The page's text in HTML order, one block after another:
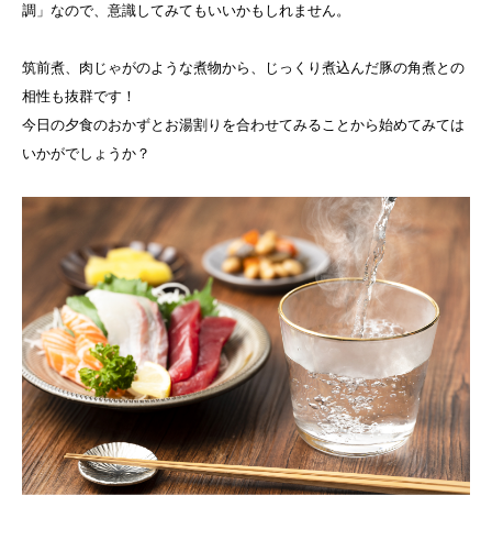
調」なので、意識してみてもいいかもしれません。
筑前煮、肉じゃがのような煮物から、じっくり煮込んだ豚の角煮との
相性も抜群です！
今日の夕食のおかずとお湯割りを合わせてみることから始めてみては
いかがでしょうか？